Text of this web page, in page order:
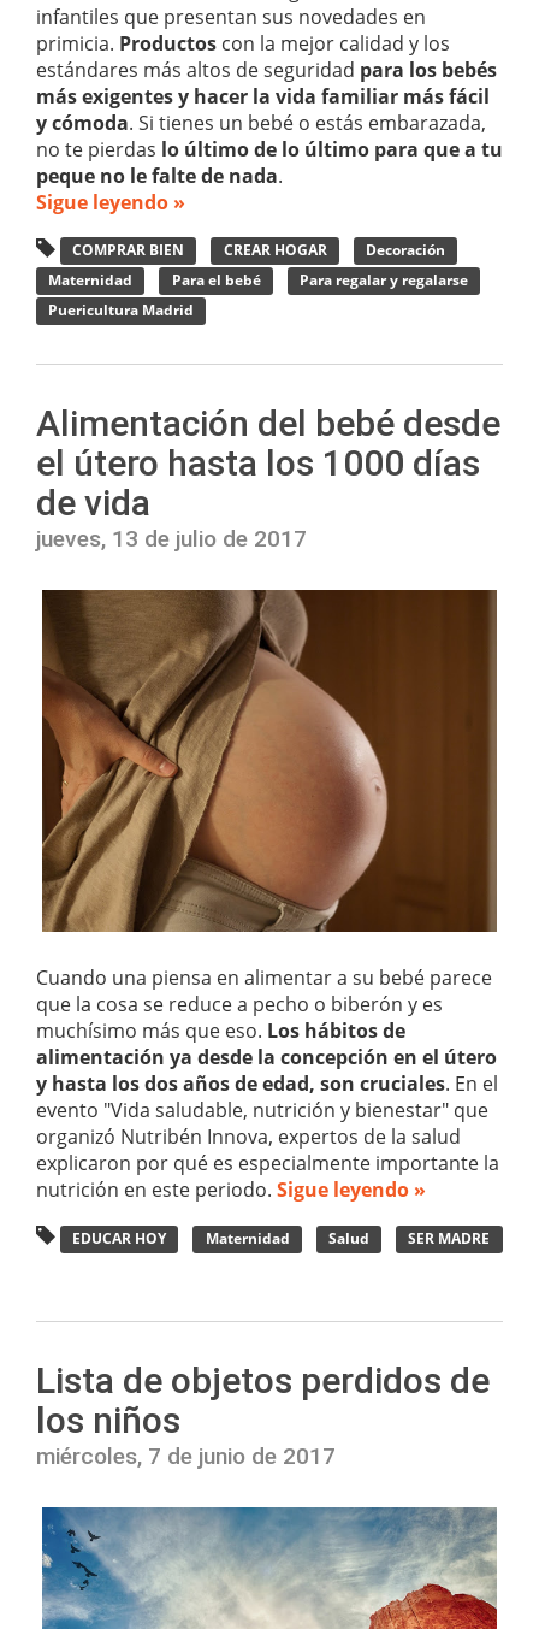
infantiles que presentan sus novedades en
primicia. Productos con la mejor calidad y los
estándares más altos de seguridad para los bebés
más exigentes y hacer la vida familiar más fácil
y cómoda. Si tienes un bebé o estás embarazada,
no te pierdas lo último de lo último para que a tu
peque no le falte de nada.
Sigue leyendo »
COMPRAR BIEN CREAR HOGAR
Decoración
Maternidad
Para el bebé
Para regalar y regalarse
Puericultura Madrid
Alimentación del bebé desde
el útero hasta los 1000 días
de vida
jueves, 13 de julio de 2017
Cuando una piensa en alimentar a su bebé parece
que la cosa se reduce a pecho o biberón y es
muchísimo más que eso. Los hábitos de
alimentación ya desde la concepción en el útero
y hasta los dos años de edad, son cruciales. En el
evento "Vida saludable, nutrición y bienestar" que
organizó Nutribén Innova, expertos de la salud
explicaron por qué es especialmente importante la
nutrición en este periodo. Sigue leyendo »
EDUCAR HOY Maternidad Salud SER MADRE
Lista de objetos perdidos de
los niños
miércoles, 7 de junio de 2017